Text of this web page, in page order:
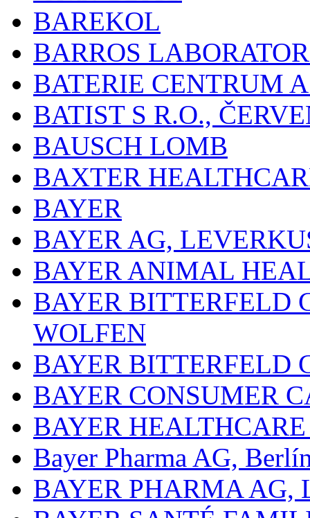
BAREKOL
BARROS
BATERIE CENTRUM
BATIST S R.O.,
BAUSCH LOMB
BAXTER
BAYER
BAYER AG,
BAYER ANIMAL
BAYER BITTERFELD
WOLFEN
BAYER BITTERFELD
BAYER CONSUMER
BAYER
Bayer Pharma AG,
BAYER PHARMA AG,